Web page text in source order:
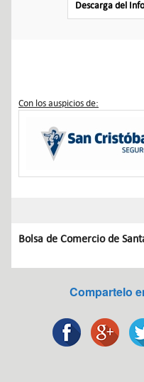
Descarga del
Con los auspicios de:
Bolsa de Comercio de
Compartelo